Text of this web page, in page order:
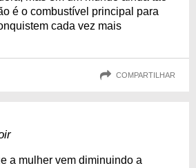
é o combustível principal para
cada vez mais
COMPARTILHAR
a mulher vem diminuindo a